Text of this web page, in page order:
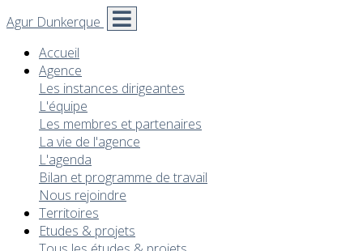
Agur Dunkerque
Accueil
Agence
Les instances dirigeantes
L'équipe
Les membres et partenaires
La vie de l'agence
L'agenda
Bilan et programme de travail
Nous rejoindre
Territoires
Etudes & projets